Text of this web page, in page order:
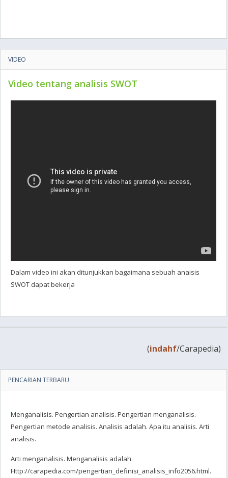
VIDEO
Video tentang analisis SWOT
Dalam video ini akan ditunjukkan bagaimana sebuah anaisis
SWOT dapat bekerja
(indahf/Carapedia)
PENCARIAN TERBARU
Menganalisis. Pengertian analisis. Pengertian menganalisis.
Pengertian metode analisis. Analisis adalah. Apa itu analisis. Arti
analisis.
Arti menganalisis. Menganalisis adalah.
Http://carapedia.com/pengertian_definisi_analisis_info2056.html.